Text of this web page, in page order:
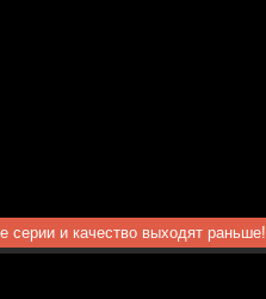
серии и качество выходят раньше!